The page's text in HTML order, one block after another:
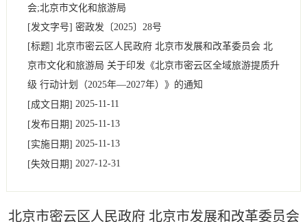
会;北京市文化和旅游局
[发文字号] 密政发 〔2025〕 28号
[标题] 北京市密云区人民政府 北京市发展和改革委员会 北
京市文化和旅游局 关于印发《北京市密云区全域旅游提质升
级 行动计划（2025年—2027年）》的通知
[成文日期] 2025-11-11
[发布日期] 2025-11-13
[实施日期] 2025-11-13
[失效日期] 2027-12-31
北京市密云区人民政府 北京市发展和改革委员会